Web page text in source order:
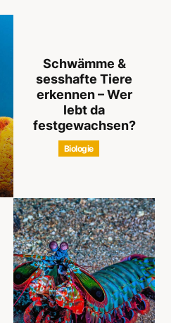
Schwämme &
sesshafte Tiere
erkennen – Wer
lebt da
festgewachsen?
Biologie